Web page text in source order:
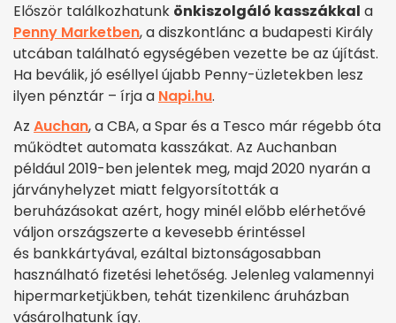
Először találkozhatunk önkiszolgáló kasszákkal a
Penny Marketben, a diszkontlánc a budapesti Király
utcában található egységében vezette be az újítást.
Ha beválik, jó eséllyel újabb Penny-üzletekben lesz
ilyen pénztár – írja a Napi.hu.
Az Auchan, a CBA, a Spar és a Tesco már régebb óta
működtet automata kasszákat. Az Auchanban
például 2019-ben jelentek meg, majd 2020 nyarán a
járványhelyzet miatt felgyorsították a
beruházásokat azért, hogy minél előbb elérhetővé
váljon országszerte a kevesebb érintéssel
és bankkártyával, ezáltal biztonságosabban
használható fizetési lehetőség. Jelenleg valamennyi
hipermarketjükben, tehát tizenkilenc áruházban
vásárolhatunk így.